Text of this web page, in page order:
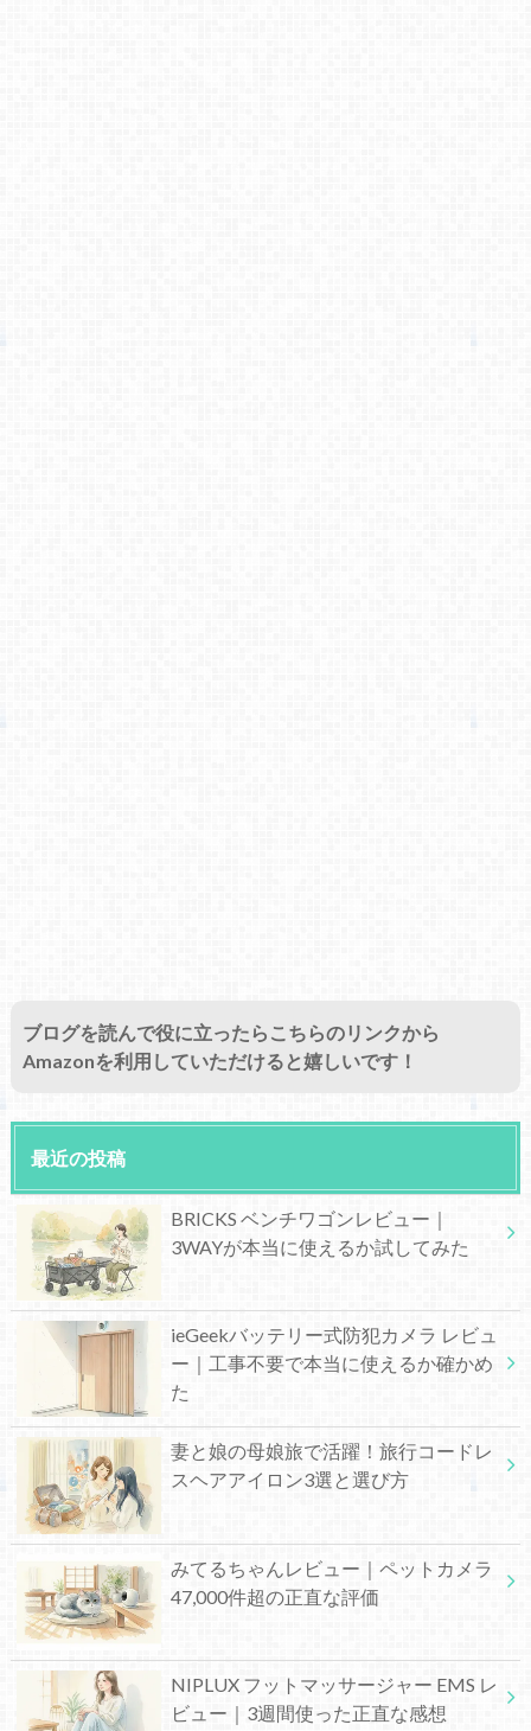
ブログを読んで役に立ったらこちらのリンクから
Amazonを利用していただけると嬉しいです！
最近の投稿
BRICKS ベンチワゴンレビュー｜
3WAYが本当に使えるか試してみた
ieGeekバッテリー式防犯カメラ レビュ
ー｜工事不要で本当に使えるか確かめ
た
妻と娘の母娘旅で活躍！旅行コードレ
スヘアアイロン3選と選び方
みてるちゃんレビュー｜ペットカメラ
47,000件超の正直な評価
NIPLUX フットマッサージャー EMS レ
ビュー｜3週間使った正直な感想